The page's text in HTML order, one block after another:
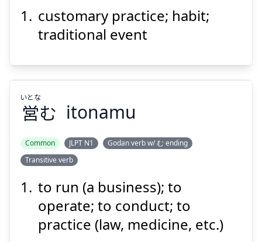
慣
行
かん
こう
customary practice; habit;
traditional event
営
む
営む
いとな
itonamu
Common JLPT N1
Godan verb w/ む ending
Transitive verb
to run (a business); to
operate; to conduct; to
practice (law, medicine, etc.)